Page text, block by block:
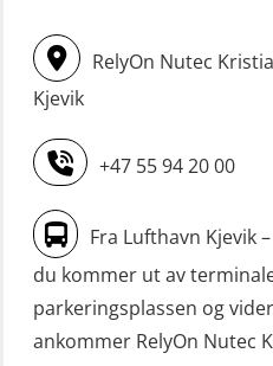
Livbåtfører fritt
(OSE1471)
Livbåtfører
FF1200 (OSE1424)
Livbåtfører
FF1200
Livbåtfører
FF48 og
(MBS124)
STCW
maskinoffiserer
(MBS125)
Sikkerhetskurs
oppdrettsanlegg
Sjøfolk med
(MBS1191)
RelyOn Nutec
Kjevik
+47 55 94 20 00
Fra Lufthavn Kjevik
du kommer ut av
parkeringsplassen og
ankommer RelyOn Nutec